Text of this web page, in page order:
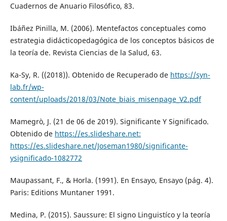
Cuadernos de Anuario Filosófico, 83.
Ibáñez Pinilla, M. (2006). Mentefactos conceptuales como
estrategia didácticopedagógica de los conceptos básicos de
la teoría de. Revista Ciencias de la Salud, 63.
Ka-Sy, R. ((2018)). Obtenido de Recuperado de https://syn-
lab.fr/wp-
content/uploads/2018/03/Note_biais_misenpage_V2.pdf
Mamegrò, J. (21 de 06 de 2019). Significante Y Significado.
Obtenido de https://es.slideshare.net:
https://es.slideshare.net/Joseman1980/significante-
ysignificado-1082772
Maupassant, F., & Horla. (1991). En Ensayo, Ensayo (pág. 4).
Paris: Editions Muntaner 1991.
Medina, P. (2015). Saussure: El signo Linguistíco y la teoría